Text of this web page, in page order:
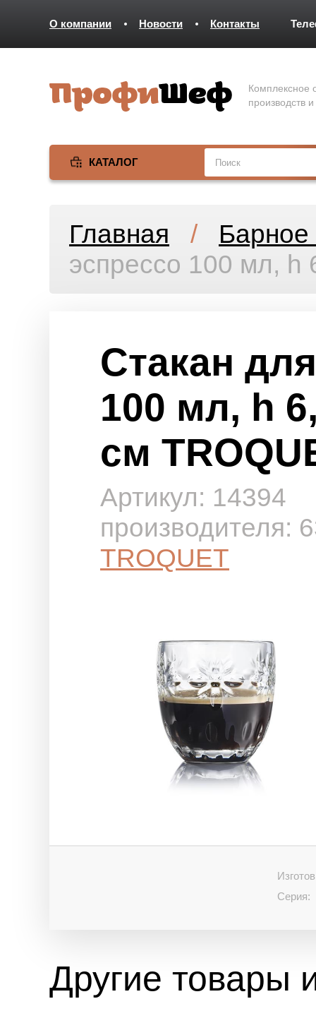
О компании Новости Контакты
Комплексное
производств
КАТАЛОГ
Главная / Барное
эспрессо 100 мл, h
Стакан
100 мл, h
см
Артикул: 14394
TROQUET
Серия:
Другие товары